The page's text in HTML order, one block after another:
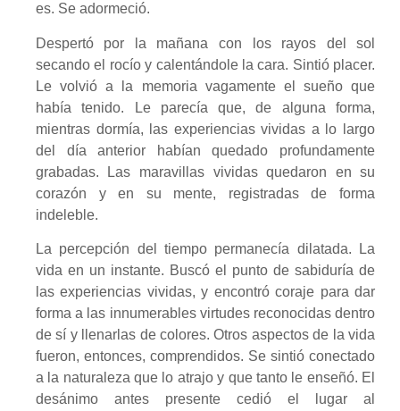
es. Se adormeció.
Despertó por la mañana con los rayos del sol
secando el rocío y calentándole la cara. Sintió placer.
Le volvió a la memoria vagamente el sueño que
había tenido. Le parecía que, de alguna forma,
mientras dormía, las experiencias vividas a lo largo
del día anterior habían quedado profundamente
grabadas. Las maravillas vividas quedaron en su
corazón y en su mente, registradas de forma
indeleble.
La percepción del tiempo permanecía dilatada. La
vida en un instante. Buscó el punto de sabiduría de
las experiencias vividas, y encontró coraje para dar
forma a las innumerables virtudes reconocidas dentro
de sí y llenarlas de colores. Otros aspectos de la vida
fueron, entonces, comprendidos. Se sintió conectado
a la naturaleza que lo atrajo y que tanto le enseñó. El
desánimo antes presente cedió el lugar al